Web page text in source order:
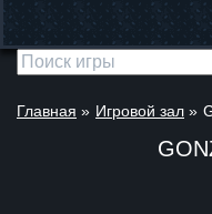
Главная » Игровой зал »